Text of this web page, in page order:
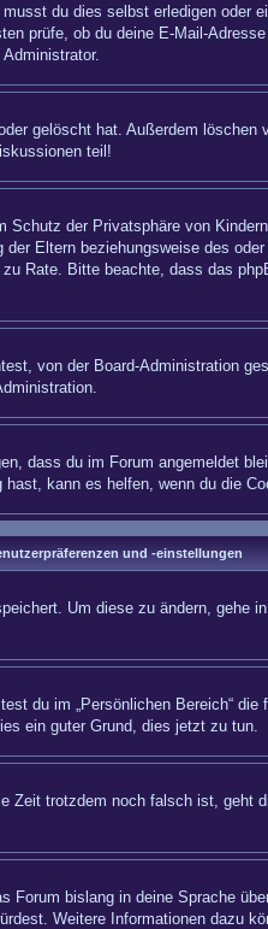
du dies selbst erledigen
prüfe, ob du deine E-Mail-
gelöscht hat. Außerdem
teil!
der Privatsphäre von
Eltern beziehungsweise des
Rate. Bitte beachte, dass das
von der Board-Administration
dass du im Forum angemeldet
kann es helfen, wenn du die
und -einstellungen
Um diese zu ändern, gehe
du im „Persönlichen Bereich“
ein guter Grund, dies jetzt zu tun.
trotzdem noch falsch ist, geht
bislang in deine Sprache
Weitere Informationen dazu